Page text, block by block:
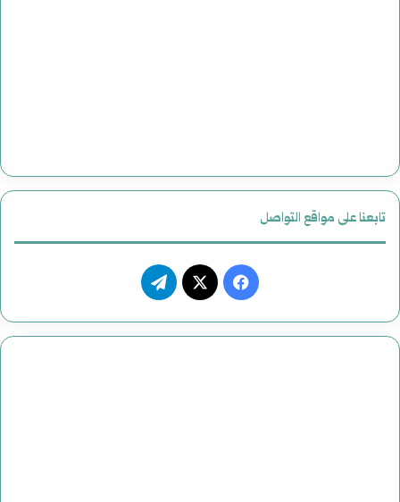
تابعنا على مواقع التواصل
فيسبوك
‫X تيلقرام